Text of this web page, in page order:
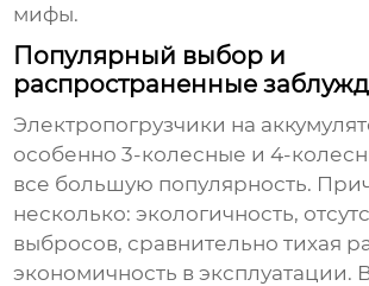
мифы.
Популярный выбор и
распространенные
Электропогрузчики на
особенно3-колесные и 4-
все большую популярность.
несколько: экологичность,
выбросов, сравнительно тихая
экономичность в эксплуатации.